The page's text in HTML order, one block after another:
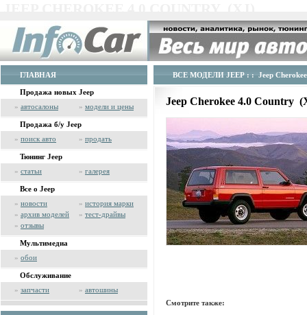
ГЛАВНАЯ
Продажа новых Jeep
» автосалоны » модели и цены
Продажа б/у Jeep
» поиск авто » продать
Тюнинг Jeep
» статьи » галерея
Все о Jeep
» новости » история марки
» архив моделей » тест-драйвы
» отзывы
Мультимедиа
» обои
Обслуживание
» запчасти » автошины
ВСЕ МОДЕЛИ JEEP : : Jeep
Jeep Cherokee 4.0 Country
Смотрите также: